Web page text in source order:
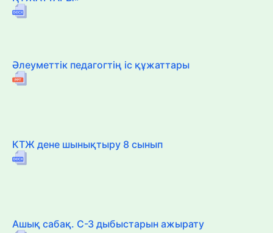
Әлеуметтік педагогтің іс құжаттары
КТЖ дене шынықтыру 8 сынып
Ашық сабақ. С-З дыбыстарын ажырату